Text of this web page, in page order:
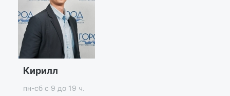
Кирилл
пн-сб c 9 до 19 ч.